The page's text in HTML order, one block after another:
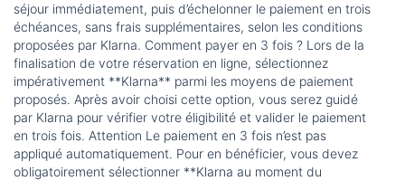
séjour immédiatement, puis d’échelonner le paiement en trois
échéances, sans frais supplémentaires, selon les conditions
proposées par Klarna. Comment payer en 3 fois ? Lors de la
finalisation de votre réservation en ligne, sélectionnez
impérativement **Klarna** parmi les moyens de paiement
proposés. Après avoir choisi cette option, vous serez guidé
par Klarna pour vérifier votre éligibilité et valider le paiement
en trois fois. Attention Le paiement en 3 fois n’est pas
appliqué automatiquement. Pour en bénéficier, vous devez
obligatoirement sélectionner **Klarna au moment du